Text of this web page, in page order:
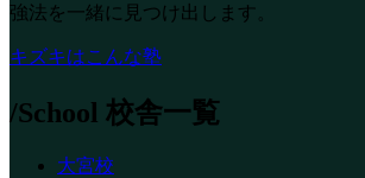
強法を一緒に見つけ出します。
キズキはこんな塾
/School 校舎一覧
大宮校